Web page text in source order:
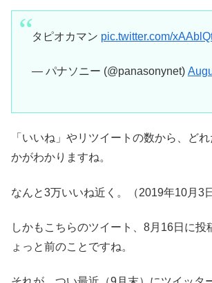
タピオカマン pic.twitter.com/
— パナソニー (@panasonynet)
「いいね」やリツイートの数から、ど
かがわかりますね。
なんと3万いいね近く。（2019年10月3
しかもこちらのツイート、8月16日に投
ょっと前のことですね。